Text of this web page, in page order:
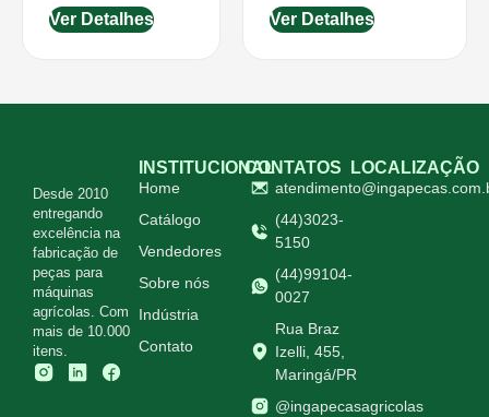
Ver Detalhes Ver Detalhes
Desde 2010
entregando
excelência na
fabricação de
peças para
máquinas
agrícolas. Com
mais de 10.000
itens.
INSTITUCIONAL
Home
Catálogo
Vendedores
Sobre nós
Indústria
Contato
CONTATOS
(44)3023-
5150
(44)99104-
0027
Rua Braz
Izelli, 455,
Maringá/PR
@ingapecasagricolas
LOCALIZAÇÃO